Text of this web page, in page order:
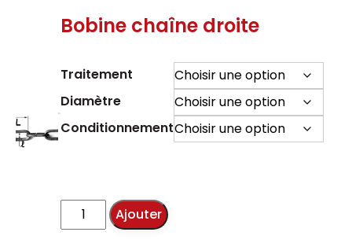
Bobine chaîne droite
Traitement
Diamètre
Conditionnement
quantité Ajouter